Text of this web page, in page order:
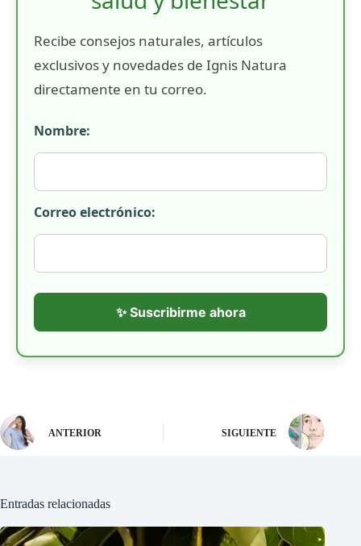
Recibe consejos naturales, artículos
exclusivos y novedades de Ignis Natura
directamente en tu correo.
Nombre:
Correo electrónico:
✨ Suscribirme ahora
ANTERIOR SIGUIENTE
Entradas relacionadas